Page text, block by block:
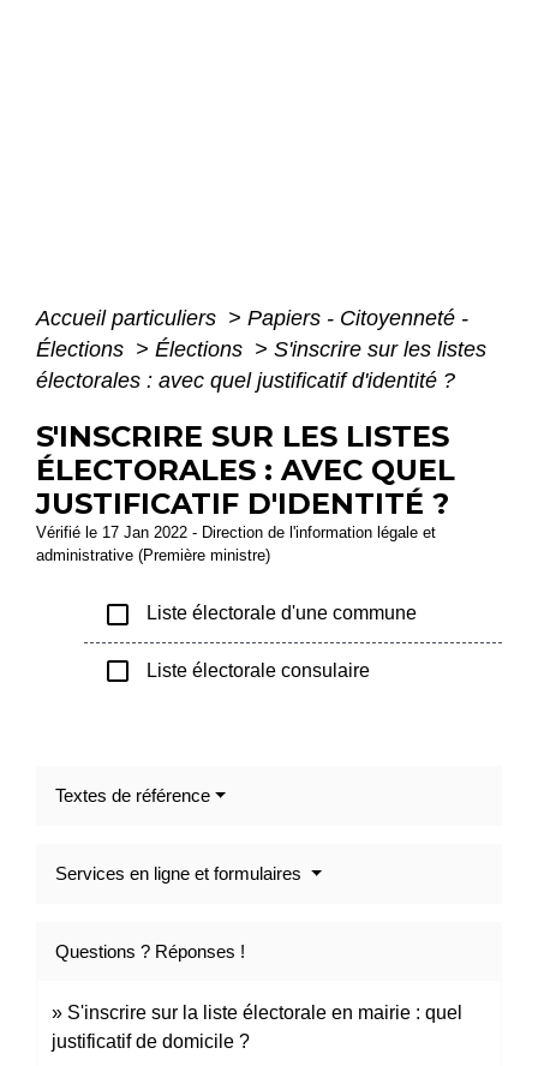
Accueil particuliers > Papiers - Citoyenneté -
Élections > Élections > S'inscrire sur les listes
électorales : avec quel justificatif d'identité ?
S'INSCRIRE SUR LES LISTES
ÉLECTORALES : AVEC QUEL
JUSTIFICATIF D'IDENTITÉ ?
Vérifié le 17 Jan 2022 - Direction de l'information légale et
administrative (Première ministre)
check_box_outline_blank Liste électorale d'une commune
check_box_outline_blank Liste électorale consulaire
Textes de référence
Services en ligne et formulaires
Questions ? Réponses !
S'inscrire sur la liste électorale en mairie : quel
justificatif de domicile ?